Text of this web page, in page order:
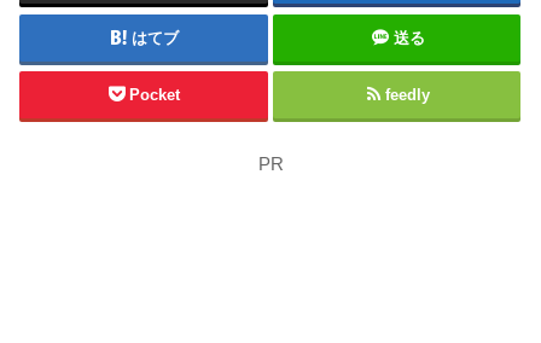
はてブ 送る
Pocket feedly
PR